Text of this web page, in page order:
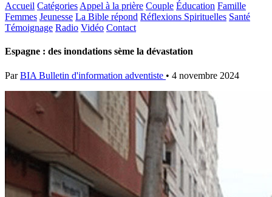
Accueil Catégories Appel à la prière Couple Éducation Famille
Femmes Jeunesse La Bible répond Réflexions Spirituelles Santé
Témoignage Radio Vidéo Contact
Espagne : des inondations sème la dévastation
Par BIA Bulletin d'information adventiste • 4 novembre 2024